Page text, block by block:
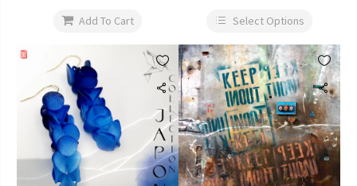
 Add To Cart Select Options
 